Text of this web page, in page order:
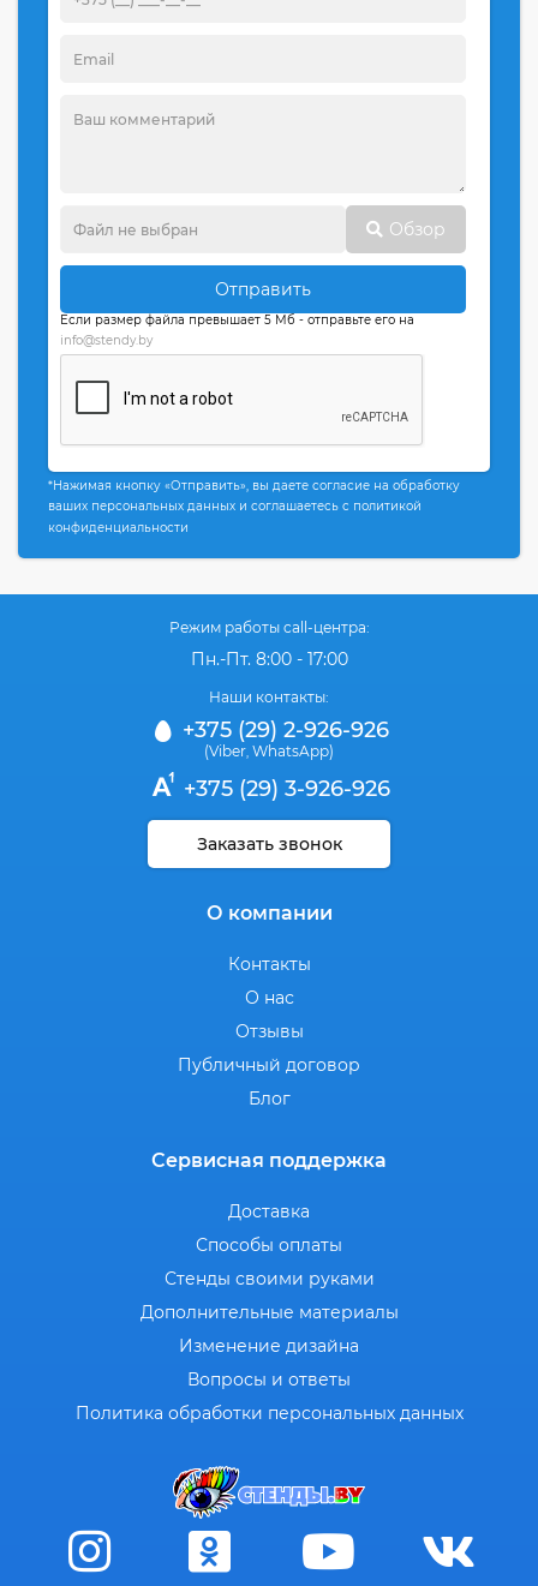
Обзор
Отправить
Если размер файла превышает 5 Мб - отправьте его на
info@stendy.by
*Нажимая кнопку «Отправить», вы даете согласие на обработку
ваших персональных данных и соглашаетесь с политикой
конфиденциальности
Режим работы call-центра:
Пн.-Пт. 8:00 - 17:00
Наши контакты:
+375 (29) 2-926-926
(Viber WhatsApp)
+375 (29) 3-926-926
Заказать звонок
О компании
Контакты
О нас
Отзывы
Публичный договор
Блог
Сервисная поддержка
Доставка
Способы оплаты
Стенды своими руками
Дополнительные материалы
Изменение дизайна
Вопросы и ответы
Политика обработки персональных данных